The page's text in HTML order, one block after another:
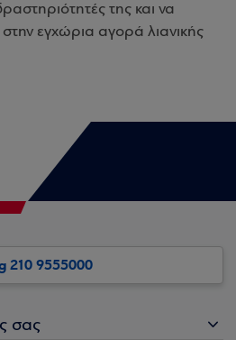
της και να
στην εγχώρια αγορά λιανικής
210 9555000
σας